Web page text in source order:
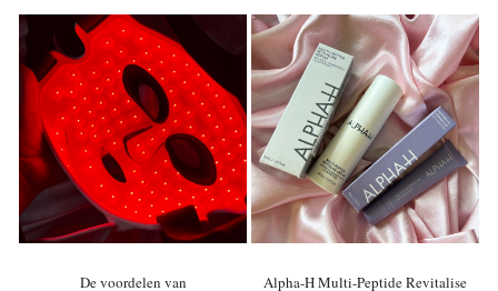
De voordelen van Alpha-H Multi-Peptide Revitalise